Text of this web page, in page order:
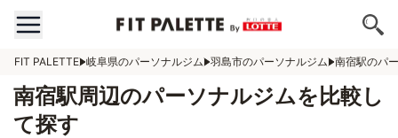
FIT PALETTE 岐阜県のパーソナルジム 羽島市のパーソナルジム 南宿駅のパ
南宿駅周辺のパーソナルジムを比較し
て探す